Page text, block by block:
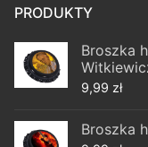
PRODUKTY
Broszka
9,99 zł
Broszka